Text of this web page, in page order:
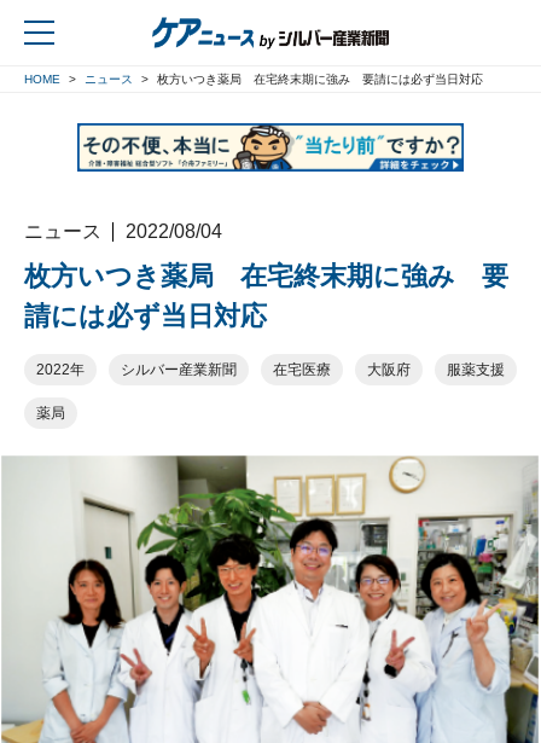
HOME ニュース 枚方いつき薬局 在宅終末期に強み 要請には必ず当日対応
ニュース 2022/08/04
枚方いつき薬局 在宅終末期に強み 要
請には必ず当日対応
2022年 シルバー産業新聞 在宅医療 大阪府 服薬支援
薬局